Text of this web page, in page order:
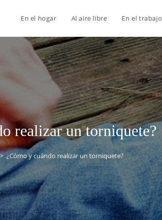
En el hogar Al aire libre En el trabajo
realizar un torniquete?
> ¿Cómo y cuándo realizar un torniquete?